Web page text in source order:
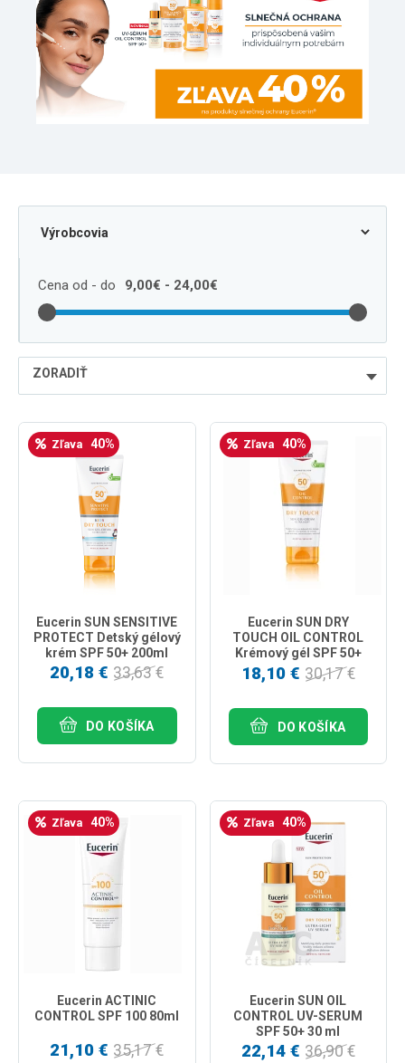
Cena od - do 9,00€ - 24,00€
ZORADIŤ
najdrahšie
Zľava 40%
Eucerin SUN SENSITIVE
PROTECT Detský gélový
krém SPF 50+ 200ml
20,18 € 33,63 €
DO KOŠÍKA
Zľava 40%
Eucerin SUN DRY
TOUCH OIL CONTROL
Krémový gél SPF 50+
200ml
18,10 € 30,17 €
DO KOŠÍKA
Zľava 40%
Eucerin ACTINIC
CONTROL SPF 100 80ml
21,10 € 35,17 €
Zľava 40%
Eucerin SUN OIL
CONTROL UV-SERUM
SPF 50+ 30 ml
22,14 € 36,90 €